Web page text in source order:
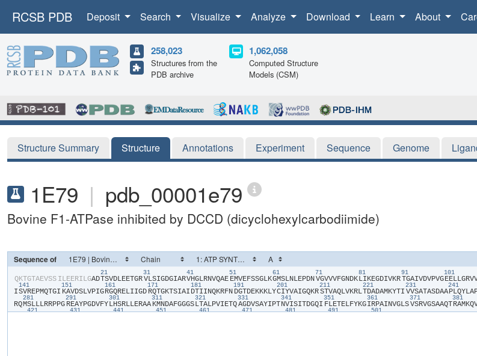
RCSB PDB Deposit Search Visualize Analyze Download Learn About
258,023
Structures from the
PDB archive
1,062,058
Computed Structure
Models (CSM)
Structure Summary Structure Annotations Experiment Sequence Genome
1E79 | pdb_00001e79
Bovine F1-ATPase inhibited by DCCD (dicyclohexylcarbodiimide)
Sequence of
​Q​​K​​T​​G​​T​​A​​E​​V​​S​​S​ ​I​​L​​E​​E​​R​​I​​L​​G​​A​​D​
21
​T​​S​​V​​D​​L​​E​​E​​T​​G​​R​
31
​V​​L​​S​​I​​G​​D​​G​​I​​A​​R​
41
​V​​H​​G​​L​​R​​N​​V​​Q​​A​​E​
51
​E​​M​​V​​E​​F​​S​​S​​G​​L​​K​
61
​G​​M​​S​​L​​N​​L​​E​​P​​D​​N​
71
​V​​G​​V​​V​​V​​F​​G​​N​​D​​K​
81
​L​​I​​K​​E​​G​​D​​I​​V​​K​​R​
91
​T​​G​​A​​I​​V​​D​​V​​P​​V​​G​
101
​E​​E​​L​​L​​G​​R​​V​
I​
141
​S​​V​​R​​E​​P​​M​​Q​​T​​G​​I​
151
​K​​A​​V​​D​​S​​L​​V​​P​​I​​G​
161
​R​​G​​Q​​R​​E​​L​​I​​I​​G​​D​
171
​R​​Q​​T​​G​​K​​T​​S​​I​​A​​I​
181
​D​​T​​I​​I​​N​​Q​​K​​R​​F​​N​
191
​D​​G​​T​​D​​E​​K​​K​​K​​L​​Y​
201
​C​​I​​Y​​V​​A​​I​​G​​Q​​K​​R​
211
​S​​T​​V​​A​​Q​​L​​V​​K​​R​​L​
221
​T​​D​​A​​D​​A​​M​​K​​Y​​T​​I​
231
​V​​V​​S​​A​​T​​A​​S​​D​​A​​A​
241
​P​​L​​Q​​Y​​L​​A​
R​​Q​
281
​M​​S​​L​​L​​L​​R​​R​​P​​P​​G​
291
​R​​E​​A​​Y​​P​​G​​D​​V​​F​​Y​
301
​L​​H​​S​​R​​L​​L​​E​​R​​A​​A​
311
​K​​M​​N​​D​​A​​F​​G​​G​​G​​S​
321
​L​​T​​A​​L​​P​​V​​I​​E​​T​​Q​
331
​A​​G​​D​​V​​S​​A​​Y​​I​​P​​T​
341
​N​​V​​I​​S​​I​​T​​D​​G​​Q​​I​
351
​F​​L​​E​​T​​E​​L​​F​​Y​​K​​G​
361
​I​​R​​P​​A​​I​​N​​V​​G​​L​​S​
371
​V​​S​​R​​V​​G​​S​​A​​A​​Q​​T​
381
​R​​A​​M​​K​​Q​
421 431 441 451 461 471 481 491 501